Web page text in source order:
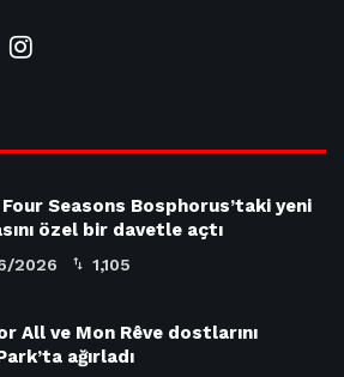
Seasons Bosphorus’taki yeni
özel bir davetle açtı
2026 1,105
All ve Mon Rêve dostlarını
ağırladı